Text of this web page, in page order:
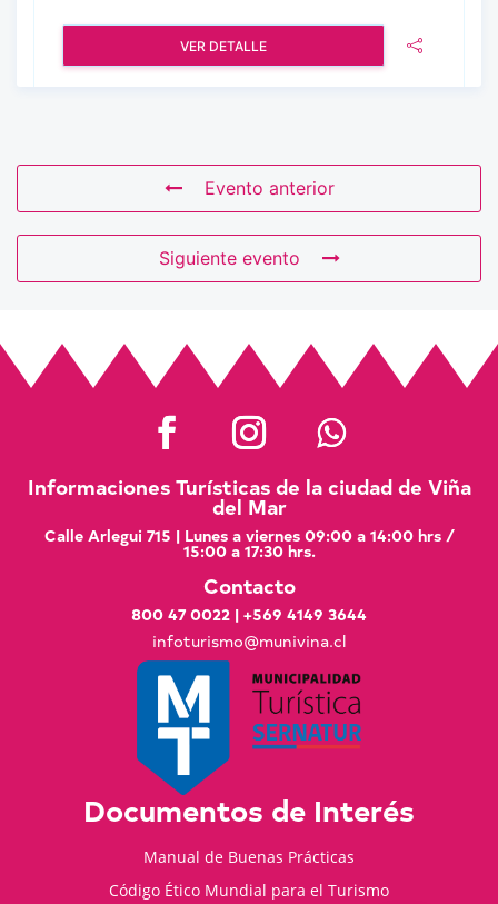
VER DETALLE
Evento anterior
Siguiente evento
Informaciones Turísticas de la ciudad de Viña
del Mar
Calle Arlegui 715 | Lunes a viernes 09:00 a 14:00 hrs /
15:00 a 17:30 hrs.
Contacto
800 47 0022 | +569 4149 3644
infoturismo@munivina.cl
Documentos de Interés
Manual de Buenas Prácticas
Código Ético Mundial para el Turismo